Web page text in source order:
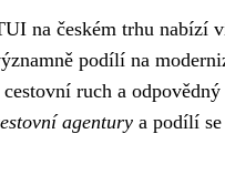
na českém trhu nabízí
podílí na
ruch a
agentury a podílí